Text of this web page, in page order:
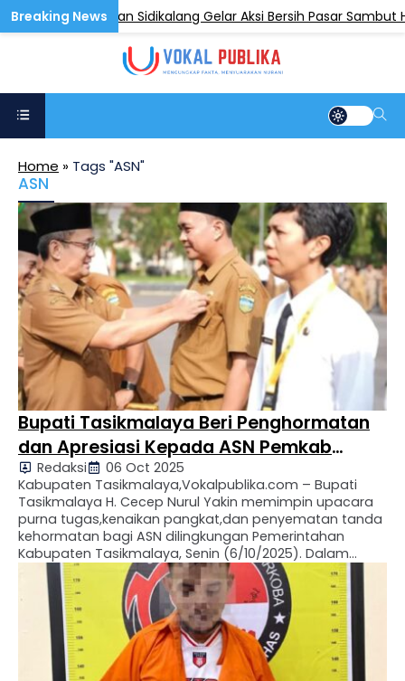
Kecamatan Sidikalang Gelar Aksi Bersih Pasar Sambut
Home » Tags "ASN"
ASN
Bupati Tasikmalaya Beri Penghormatan
dan Apresiasi Kepada ASN Pemkab
Tasikmalaya
Redaksi
06 Oct 2025
Kabupaten Tasikmalaya,Vokalpublika.com – Bupati
Tasikmalaya H. Cecep Nurul Yakin memimpin upacara
purna tugas,kenaikan pangkat,dan penyematan tanda
kehormatan bagi ASN dilingkungan Pemerintahan
Kabupaten Tasikmalaya, Senin (6/10/2025). Dalam
kegiatan tersebut, sebanyak 55 ASN purna tugas, 164
ASN naik pangkat, serta 492 ASN menerima tanda
kehormatan sebagai bentuk apresiasi atas dedikasi
dan pengabdian mereka. Dalam sambutannya, Bupati
Cecep …